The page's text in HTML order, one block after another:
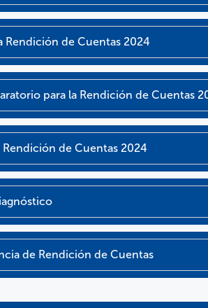
Rendición de Cuentas 2024
para la Rendición de Cuentas
de Cuentas 2024
de Rendición de Cuentas